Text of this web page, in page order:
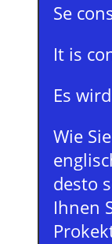
Se
It is
Es
Wie
desto
Ihnen